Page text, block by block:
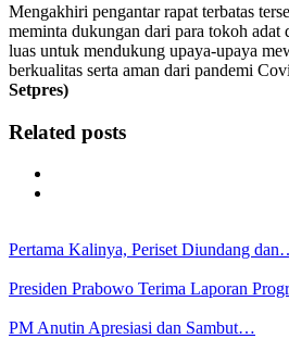
Mengakhiri pengantar rapat terbatas
meminta dukungan dari para tokoh adat
luas untuk mendukung upaya-upaya
berkualitas serta aman dari pandemi
Setpres)
Related posts
Pertama Kalinya, Periset Diundang
Presiden Prabowo Terima Laporan
PM Anutin Apresiasi dan Sambut…